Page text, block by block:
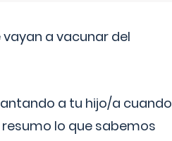
a vacunar del
a tu hijo/a cuando
lo que sabemos